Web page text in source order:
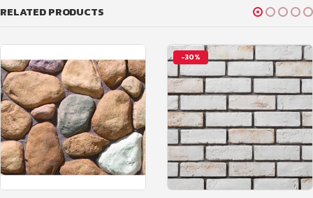
RELATED PRODUCTS
-30%